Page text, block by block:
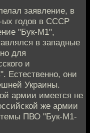
заявление, в
ых годов в СССР
"Бук-М1",
в западные
для
и
Естественно, они
Украины.
армии имеется не
же армии
ПВО "Бук-М1-